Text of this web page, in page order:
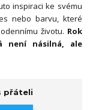
inspiraci ke svému
nebo barvu, které
životu. Rok
není násilná, ale
přáteli